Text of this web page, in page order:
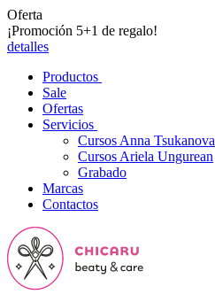
Oferta
¡Promoción 5+1 de regalo!
detalles
Productos
Sale
Ofertas
Servicios
Cursos Anna Tsukanova
Cursos Ariela Ungurean
Grabado
Marcas
Contactos